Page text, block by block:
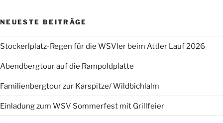
NEUESTE BEITRÄGE
Stockerlplatz-Regen für die WSVler beim Attler Lauf 2026
Abendbergtour auf die Rampoldplatte
Familienbergtour zur Karspitze/ Wildbichlalm
Einladung zum WSV Sommerfest mit Grillfeier